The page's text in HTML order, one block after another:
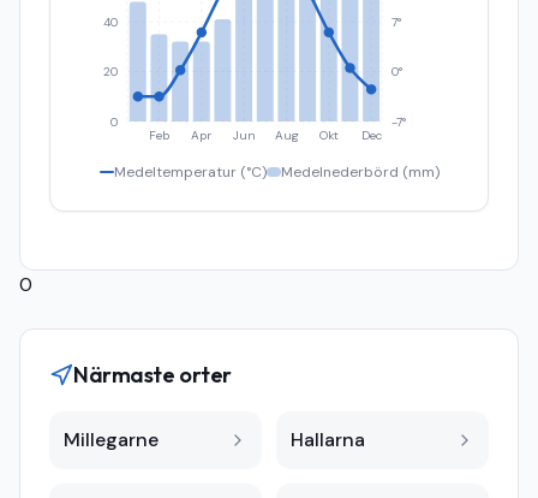
Feb Apr Jun Aug Okt Dec
0
20
40
-7°
0°
7°
Medeltemperatur (°C) Medelnederbörd (mm)
0
Närmaste orter
Millegarne Hallarna